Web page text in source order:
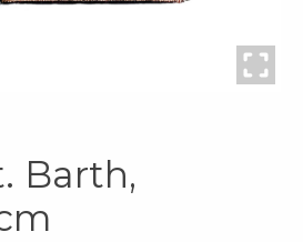
Barth,